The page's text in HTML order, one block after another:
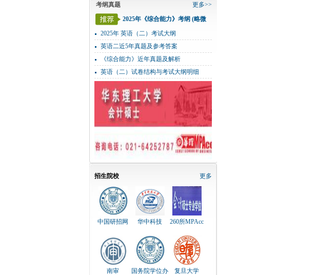
考纲真题
更多>>
2025年《综合能力》考纲 (略微
变化)
2025年 英语（二）考试大纲
英语二近5年真题及参考答案
《综合能力》近年真题及解析
英语（二）试卷结构与考试大纲明细
更多
招生院校
中国研招网 华中科技 260所MPAcc
南审 国务院学位办 复旦大学